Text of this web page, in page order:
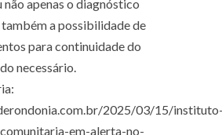
apenas o diagnóstico
a possibilidade de
para continuidade do
necessário.
2025/03/15/
em-alerta-no-